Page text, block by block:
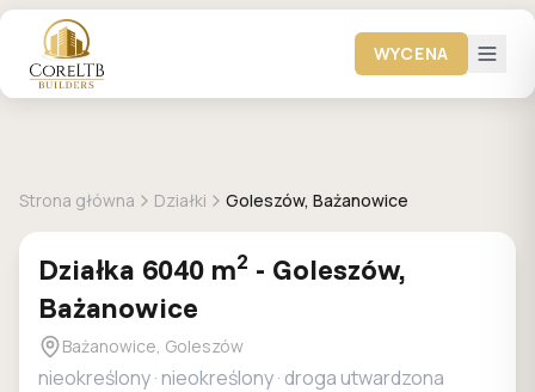
WYCENA
Strona główna Działki Goleszów, Bażanowice
Działka 6040 m2 - Goleszów,
Bażanowice
Bażanowice, Goleszów
nieokreślony· nieokreślony· droga utwardzona